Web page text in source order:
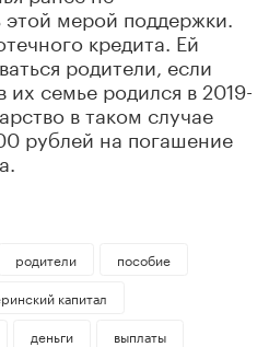
этой мерой поддержки.
кредита. Ей
родители, если
их семье родился в 2019-
в таком случае
рублей на погашение
родители
пособие
капитал
деньги выплаты